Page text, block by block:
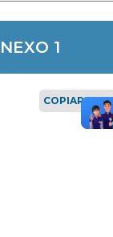
1
COPIAR LINK